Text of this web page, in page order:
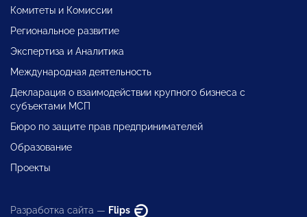
Комитеты и Комиссии
Региональное развитие
Экспертиза и Аналитика
Международная деятельность
Декларация о взаимодействии крупного бизнеса с
субъектами МСП
Бюро по защите прав предпринимателей
Образование
Проекты
Разработка сайта — Flips